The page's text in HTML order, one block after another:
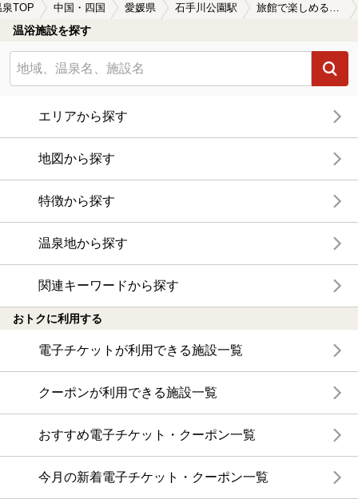
泉TOP 中国・四国 愛媛県 石手川公園駅 旅館で楽しめる石手川公園駅近くの温泉、日帰り温泉、スーパー銭湯おすすめ
温浴施設を探す
エリアから探す
地図から探す
特徴から探す
温泉地から探す
関連キーワードから探す
おトクに利用する
電子チケットが利用できる施設一覧
クーポンが利用できる施設一覧
おすすめ電子チケット・クーポン一覧
今月の新着電子チケット・クーポン一覧